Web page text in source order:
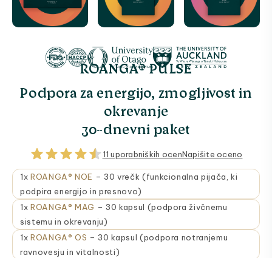
ROANGA® PULSE
Podpora za energijo, zmogljivost in
okrevanje
30-dnevni paket
11 uporabniških ocenNapišite oceno
1x ROANGA® NOE – 30 vrečk (funkcionalna pijača, ki
podpira energijo in presnovo)
1x ROANGA® MAG – 30 kapsul (podpora živčnemu
sistemu in okrevanju)
1x ROANGA® OS – 30 kapsul (podpora notranjemu
ravnovesju in vitalnosti)